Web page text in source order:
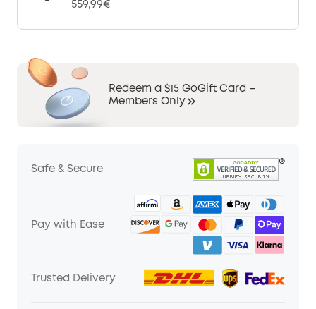
559,99€
Redeem a $15 GoGift Card –
Members Only
Safe & Secure
Pay with Ease
Trusted Delivery